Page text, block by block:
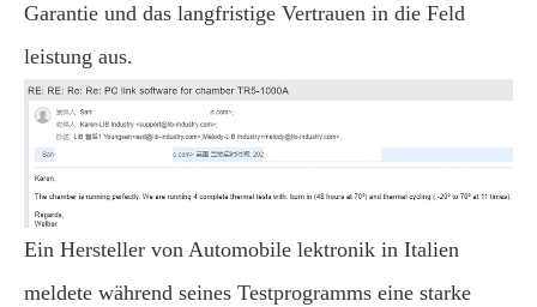
Garantie und das langfristige Vertrauen in die Feld
leistung aus.
Ein Hersteller von Automobile lektronik in Italien
meldete während seines Testprogramms eine starke